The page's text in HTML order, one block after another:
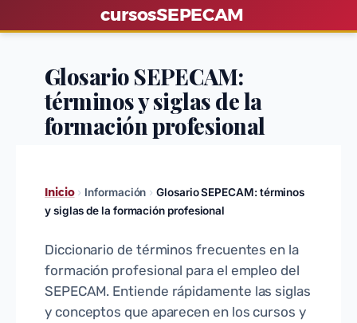
a
cursosSEPECAM
Glosario SEPECAM:
términos y siglas de la
formación profesional
Inicio › Información › Glosario SEPECAM: términos
y siglas de la formación profesional
Diccionario de términos frecuentes en la
formación profesional para el empleo del
SEPECAM. Entiende rápidamente las siglas
y conceptos que aparecen en los cursos y